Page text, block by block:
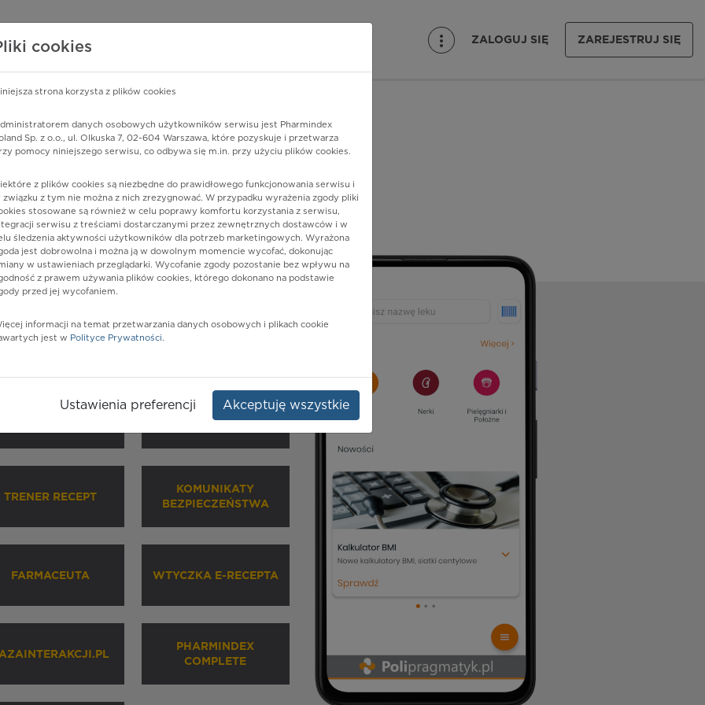
o lekach
PHARMINDEX ZALOGUJ SIĘ ZAREJESTRUJ SIĘ
ochrony zdrowia
INHALATORY
TRENER RECEPT
KOMUNIKATY
BEZPIECZEŃSTWA
FARMACEUTA WTYCZKA E-RECEPTA
PHARMINDEX
COMPLETE
cookies
strona korzysta z plików cookies
danych osobowych użytkowników serwisu jest Pharmindex
Sp. z o.o., ul. Olkuska 7, 02-604 Warszawa, które pozyskuje i przetwarza
pomocy niniejszego serwisu, co odbywa się m.in. przy użyciu plików cookies.
z plików cookies są niezbędne do prawidłowego funkcjonowania serwisu i
związku z tym nie można z nich zrezygnować. W przypadku wyrażenia zgody pliki
stosowane są również w celu poprawy komfortu korzystania z serwisu,
serwisu z treściami dostarczanymi przez zewnętrznych dostawców i w
śledzenia aktywności użytkowników dla potrzeb marketingowych. Wyrażona
jest dobrowolna i można ją w dowolnym momencie wycofać, dokonując
w ustawieniach przeglądarki. Wycofanie zgody pozostanie bez wpływu na
z prawem używania plików cookies, którego dokonano na podstawie
przed jej wycofaniem.
informacji na temat przetwarzania danych osobowych i plikach cookie
jest w Polityce Prywatności.
Ustawienia preferencji Akceptuję wszystkie